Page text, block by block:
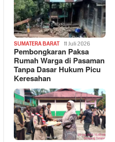
SUMATERA BARAT 11 Juli 2026
Pembongkaran Paksa
Rumah Warga di Pasaman
Tanpa Dasar Hukum Picu
Keresahan